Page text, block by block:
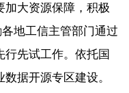
加大资源保障，积极
地工信主管部门通过
先试工作。依托国
据开源专区建设。